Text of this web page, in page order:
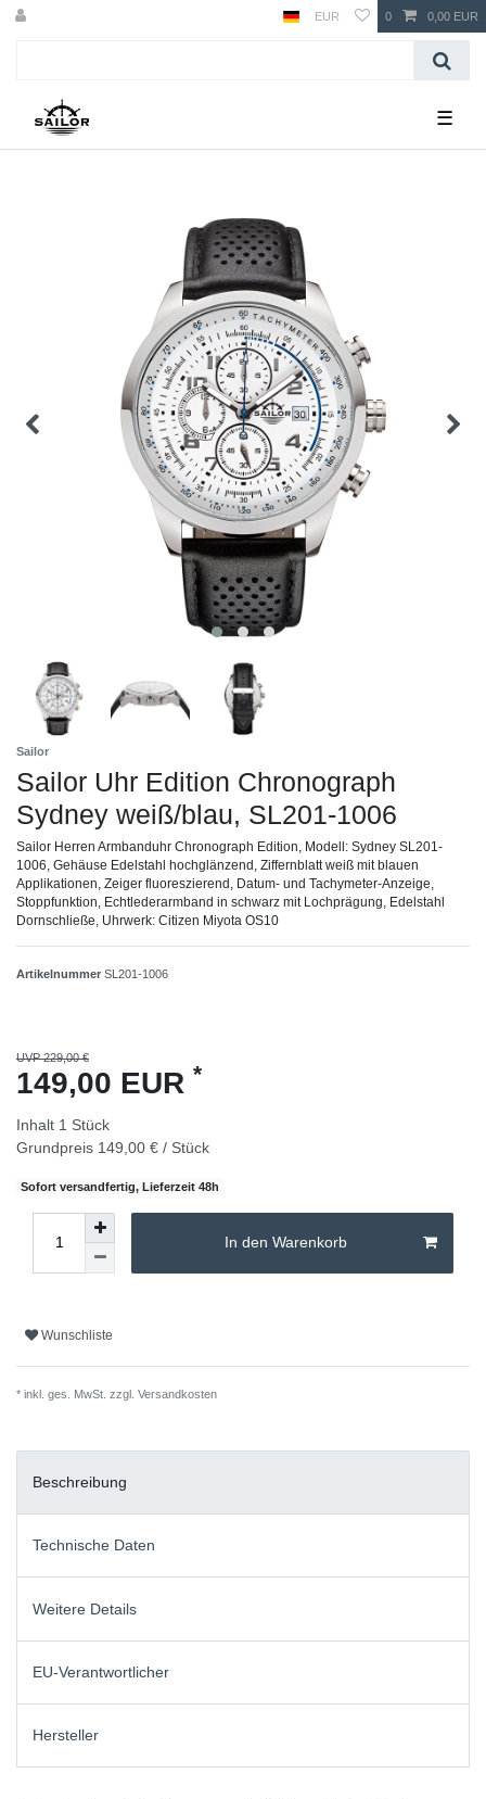
EUR 0 0,00 EUR
☰
Sailor
Sailor Uhr Edition Chronograph
Sydney weiß/blau, SL201-1006
Sailor Herren Armbanduhr Chronograph Edition, Modell: Sydney SL201-
1006, Gehäuse Edelstahl hochglänzend, Ziffernblatt weiß mit blauen
Applikationen, Zeiger fluoreszierend, Datum- und Tachymeter-Anzeige,
Stoppfunktion, Echtlederarmband in schwarz mit Lochprägung, Edelstahl
Dornschließe, Uhrwerk: Citizen Miyota OS10
Artikelnummer SL201-1006
UVP 229,00 €
149,00 EUR *
Inhalt 1 Stück
Grundpreis 149,00 € / Stück
Sofort versandfertig, Lieferzeit 48h
In den Warenkorb
Wunschliste
* inkl. ges. MwSt. zzgl. Versandkosten
Beschreibung
Technische Daten
Weitere Details
EU-Verantwortlicher
Hersteller